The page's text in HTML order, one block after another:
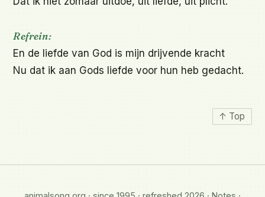
Refrein:
En de liefde van God is mijn drijvende kracht
Nu dat ik aan Gods liefde voor hun heb gedacht.
↑ Top